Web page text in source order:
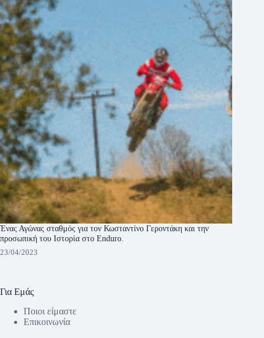
Ένας Αγώνας σταθμός για τον Κωσταντίνο Γεροντάκη και την
προσωπική του Ιστορία στο Enduro.
23/04/2023
Για Εμάς
Ποιοι είμαστε
Eπικοινωνία